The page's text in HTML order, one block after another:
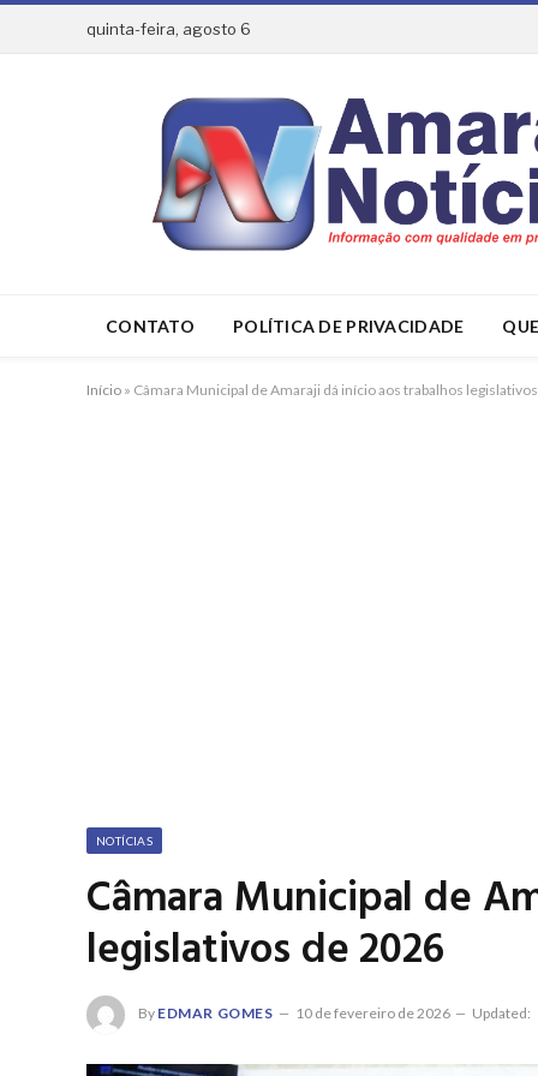
quinta-feira, agosto 6
CONTATO POLÍTICA DE PRIVACIDADE
Início » Câmara Municipal de Amaraji dá início aos trabalhos
NOTÍCIAS
Câmara Municipal de
legislativos de 2026
By EDMAR GOMES 10 de fevereiro de 2026 Updated: